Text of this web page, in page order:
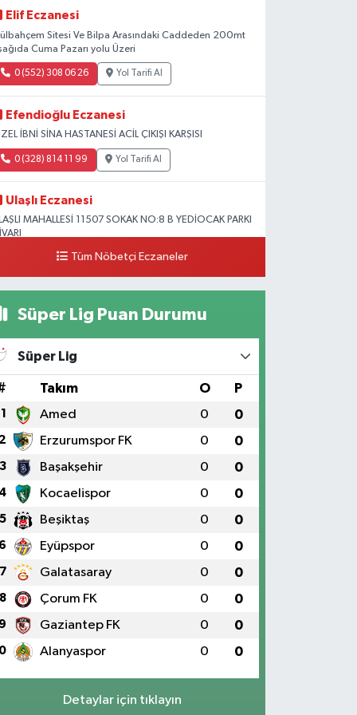
Elif Eczanesi
Sitesi Ve Bilpa Arasındaki Caddeden 200mt
Cuma Pazarı yolu Üzeri
0 (552) 308 06 26 Yol Tarifi Al
Efendioğlu Eczanesi
İBNİ SİNA HASTANESİ ACİL ÇIKIŞI KARŞISI
0 (328) 814 11 99 Yol Tarifi Al
Ulaşlı Eczanesi
MAHALLESİ 11507 SOKAK NO:8 B YEDİOCAK PARKI
0 (546) 158 81 80 Yol Tarifi Al
Tüm Nöbetçi Eczaneler
Süper Lig Puan Durumu
Süper Lig
Takım O P
1 Amed 0 0
2 Erzurumspor FK 0 0
3 Başakşehir 0 0
4 Kocaelispor 0 0
5 Beşiktaş 0 0
6 Eyüpspor 0 0
7 Galatasaray 0 0
8 Çorum FK 0 0
9 Gaziantep FK 0 0
Alanyaspor 0 0
Detaylar için tıklayın